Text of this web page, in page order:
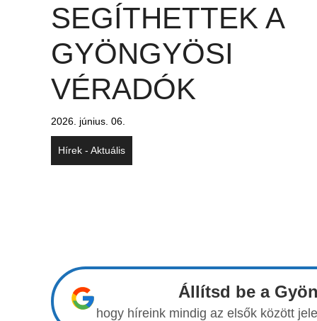
SEGÍTHETTEK A
GYÖNGYÖSI
VÉRADÓK
2026. június. 06.
Hírek - Aktuális
Állítsd be a
hogy híreink mindig az elsők között